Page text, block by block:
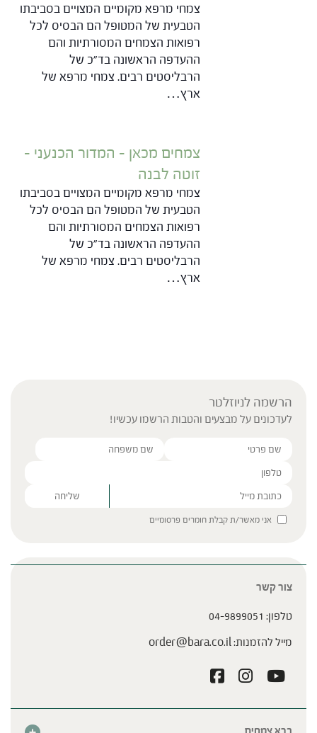
צמחי מרפא מקומיים המצויים בסביבתו
הטבעית של המטופל הם הבסיס לכל
רפואות הצמחים המסורתיות והם
ההעדפה הראשונה בד"כ של
הרבליסטים רבים. צמחי מרפא של
ארץ…
צמחים מכאן – המדור הכנעני –
זוטה לבנה
צמחי מרפא מקומיים המצויים בסביבתו
הטבעית של המטופל הם הבסיס לכל
רפואות הצמחים המסורתיות והם
ההעדפה הראשונה בד"כ של
הרבליסטים רבים. צמחי מרפא של
ארץ…
הרשמה לניוזלטר
לעדכונים על מבצעים והטבות הרשמו עכשיו!
Please leave this field empty.
אני מאשר/ת קבלת חומרים פרסומיים
צור קשר
טלפון: 04-9899051
מייל להזמנות:order@bara.co.il